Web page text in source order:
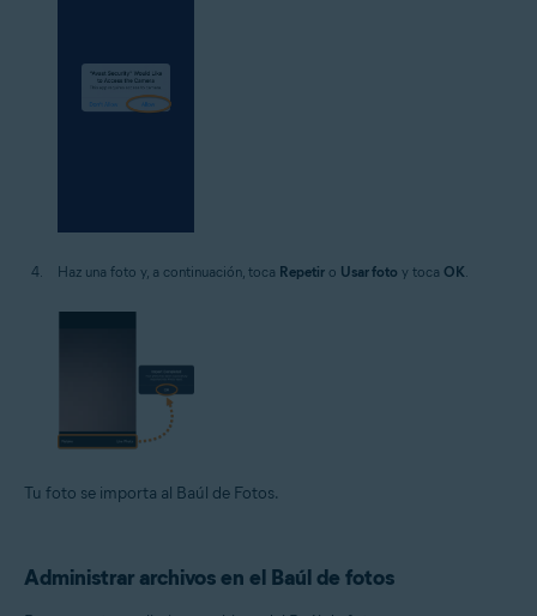
Haz una foto y, a continuación, toca Repetir o Usar foto y toca OK.
Tu foto se importa al Baúl de Fotos.
Administrar archivos en el Baúl de fotos